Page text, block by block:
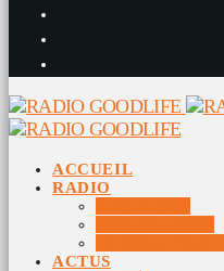
ACCUEIL
RADIO
ACTUS